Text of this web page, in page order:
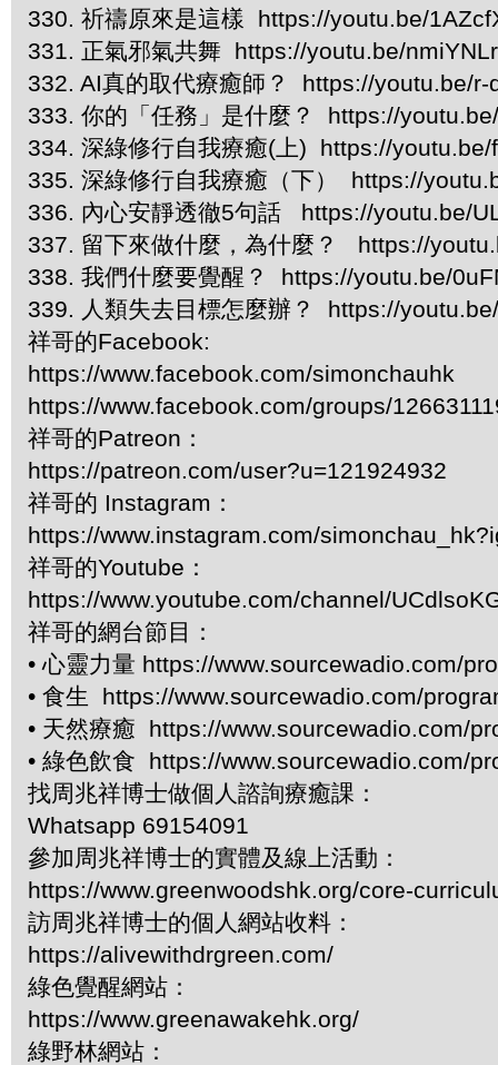
330. 祈禱原來是這樣 https://youtu.be/
331. 正氣邪氣共舞 https://youtu.be/
332. AI真的取代療癒師？ https://youtu.be/r-
333. 你的「任務」是什麼？ https://
334. 深綠修行自我療癒(上) https://youtu.be/
335. 深綠修行自我療癒（下） https://
336. 內心安靜透徹5句話 https://youtu.be/
337. 留下來做什麼，為什麼？ https://
338. 我們什麼要覺醒？ https://youtu.be/
339. 人類失去目標怎麼辦？ https://
祥哥的Facebook:
https://www.facebook.com/simonchauhk
https://www.facebook.com/groups/
祥哥的Patreon：
https://patreon.com/user?u=121924932
祥哥的 Instagram：
https://www.instagram.com/
祥哥的Youtube：
https://www.youtube.com/channel/
祥哥的網台節目：
• 心靈力量 https://www.sourcewadio.com/
• 食生 https://www.sourcewadio.com/
• 天然療癒 https://www.sourcewadio.com/
• 綠色飲食 https://www.sourcewadio.com/
找周兆祥博士做個人諮詢療癒課：
Whatsapp 69154091
參加周兆祥博士的實體及線上活動：
https://www.greenwoodshk.org/core-
訪周兆祥博士的個人網站收料：
https://alivewithdrgreen.com/
綠色覺醒網站：
https://www.greenawakehk.org/
綠野林網站：